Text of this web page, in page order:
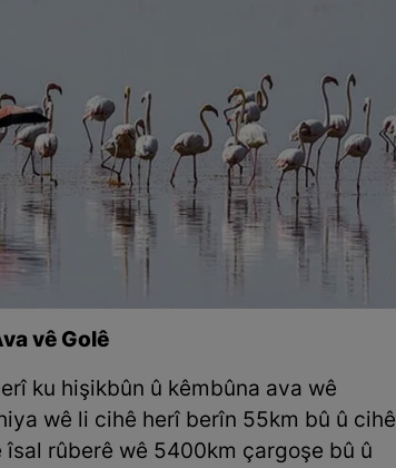
vê Golê
ku hişikbûn û kêmbûna ava wê
wê li cihê herî berîn 55km bû û cihê
rûberê wê 5400km çargoşe bû û